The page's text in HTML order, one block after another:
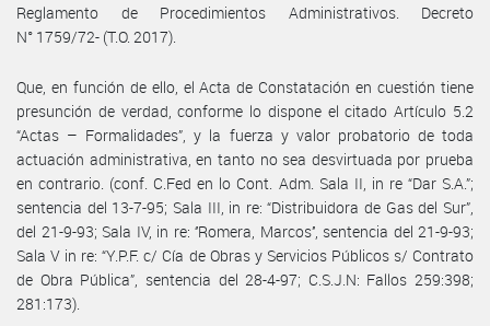
Reglamento de Procedimientos Administrativos. Decreto
N° 1759/72- (T.O. 2017).
Que, en función de ello, el Acta de Constatación en cuestión tiene
presunción de verdad, conforme lo dispone el citado Artículo 5.2
“Actas – Formalidades”, y la fuerza y valor probatorio de toda
actuación administrativa, en tanto no sea desvirtuada por prueba
en contrario. (conf. C.Fed en lo Cont. Adm. Sala II, in re “Dar S.A.”;
sentencia del 13-7-95; Sala III, in re: “Distribuidora de Gas del Sur”,
del 21-9-93; Sala IV, in re: ‘’Romera, Marcos’’, sentencia del 21-9-93;
Sala V in re: “Y.P.F. c/ Cía de Obras y Servicios Públicos s/ Contrato
de Obra Pública”, sentencia del 28-4-97; C.S.J.N: Fallos 259:398;
281:173).